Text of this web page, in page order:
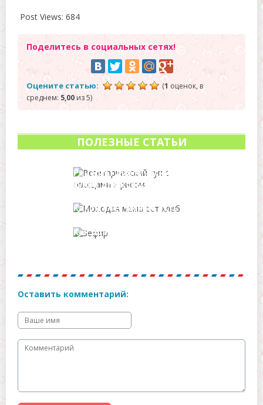
Post Views: 684
Поделитесь в социальных сетях!
Оцените статью: (1 оценок, в
среднем: 5,00из 5)
ПОЛЕЗНЫЕ СТАТЬИ
Рецепты диетических
супов для кормящих
после родов
Какой хлеб можно есть
вскармливании?
Как правильно есть
Оставить комментарий: